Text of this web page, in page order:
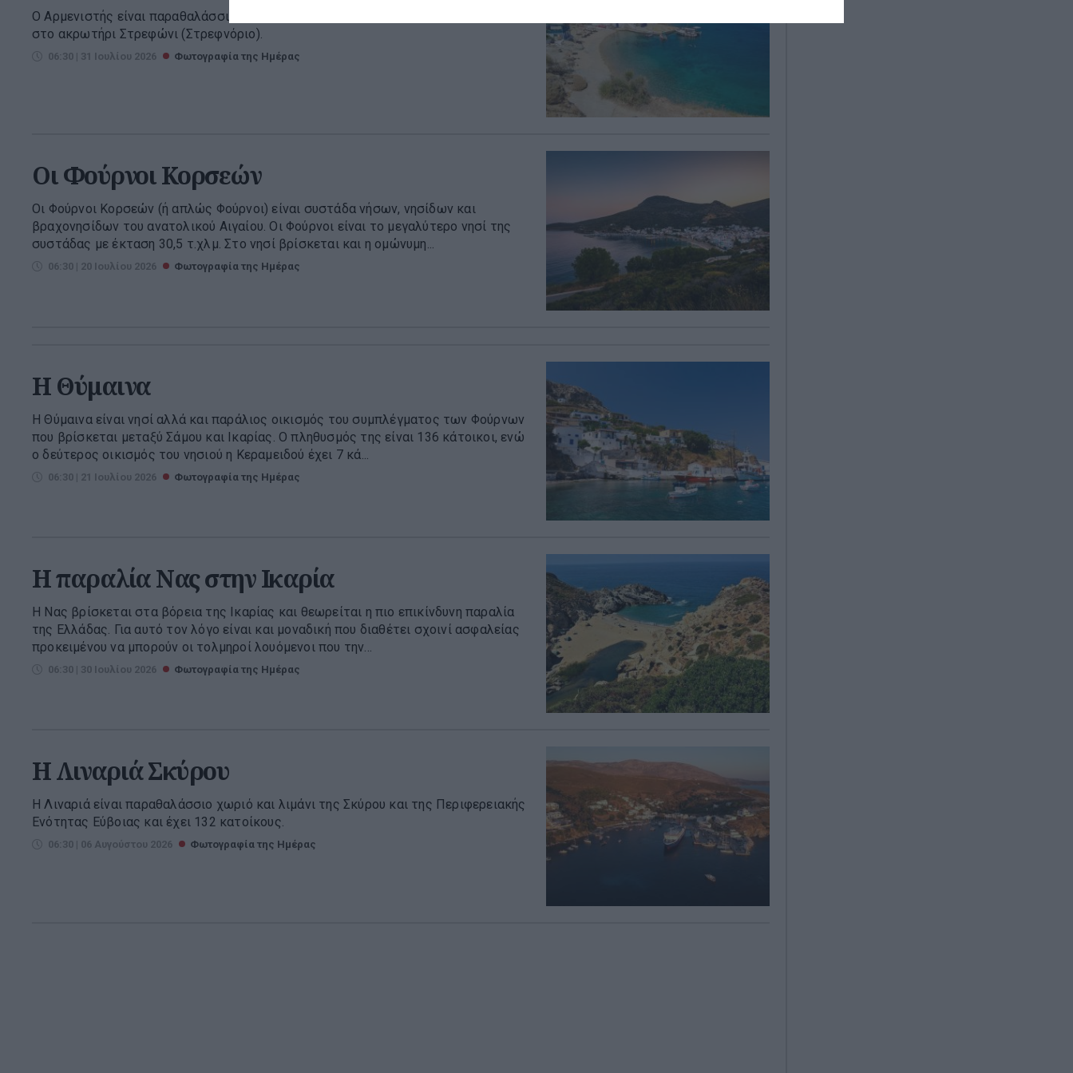
Ο Αρμενιστής είναι παραθαλάσσιο χωριό και παραλία της Ικαρίας. Βρίσκεται πάνω
στο ακρωτήρι Στρεφώνι (Στρεφνόριο).
06:30 | 31 Ιουλίου 2026 Φωτογραφία της Ημέρας
Οι Φούρνοι Κορσεών
Οι Φούρνοι Κορσεών (ή απλώς Φούρνοι) είναι συστάδα νήσων, νησίδων και
βραχονησίδων του ανατολικού Αιγαίου. Οι Φούρνοι είναι το μεγαλύτερο νησί της
συστάδας με έκταση 30,5 τ.χλμ. Στο νησί βρίσκεται και η ομώνυμη...
06:30 | 20 Ιουλίου 2026 Φωτογραφία της Ημέρας
Η Θύμαινα
Η Θύμαινα είναι νησί αλλά και παράλιος οικισμός του συμπλέγματος των Φούρνων
που βρίσκεται μεταξύ Σάμου και Ικαρίας. Ο πληθυσμός της είναι 136 κάτοικοι, ενώ
ο δεύτερος οικισμός του νησιού η Κεραμειδού έχει 7 κά...
06:30 | 21 Ιουλίου 2026 Φωτογραφία της Ημέρας
H παραλία Νας στην Ικαρία
Η Νας βρίσκεται στα βόρεια της Ικαρίας και θεωρείται η πιο επικίνδυνη παραλία
της Ελλάδας. Για αυτό τον λόγο είναι και μοναδική που διαθέτει σχοινί ασφαλείας
προκειμένου να μπορούν οι τολμηροί λουόμενοι που την...
06:30 | 30 Ιουλίου 2026 Φωτογραφία της Ημέρας
H Λιναριά Σκύρου
Η Λιναριά είναι παραθαλάσσιο χωριό και λιμάνι της Σκύρου και της Περιφερειακής
Ενότητας Εύβοιας και έχει 132 κατοίκους.
06:30 | 06 Αυγούστου 2026 Φωτογραφία της Ημέρας